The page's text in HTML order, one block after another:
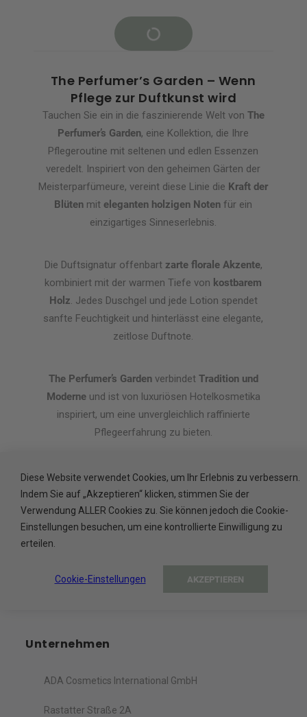
The Perfumer’s Garden – Wenn
Pflege zur Duftkunst wird
Tauchen Sie ein in die faszinierende Welt von The
Perfumer’s Garden, eine Kollektion, die Ihre
Pflegeroutine mit seltenen und edlen Essenzen
veredelt. Inspiriert von den geheimen Gärten der
Meisterparfümeure, vereint diese Linie die Kraft der
Blüten mit eleganten holzigen Noten für ein
einzigartiges Sinneserlebnis.
Die Duftsignatur offenbart zarte florale Akzente,
kombiniert mit der warmen Tiefe von kostbarem
Holz. Jedes Duschgel und jede Lotion spendet
sanfte Feuchtigkeit und hinterlässt eine elegante,
zeitlose Duftnote.
The Perfumer’s Gardenverbindet Tradition und
Moderneund ist von luxuriösen Hotelkosmetika
inspiriert, um eine unvergleichlich raffinierte
Pflegeerfahrung zu bieten.
ADA, Experte für exklusive
Hotelkosmetik, lädt Sie mit The
Perfumer’s Garden auf eine
unvergessliche Duftreise ein.
Unternehmen
ADA Cosmetics International GmbH
Rastatter Straße 2A
Diese Website verwendet Cookies, um Ihr Erlebnis zu verbessern.
Indem Sie auf „Akzeptieren“ klicken, stimmen Sie der
Verwendung ALLER Cookies zu. Sie können jedoch die Cookie-
Einstellungen besuchen, um eine kontrollierte Einwilligung zu
erteilen.
Cookie-Einstellungen AKZEPTIEREN